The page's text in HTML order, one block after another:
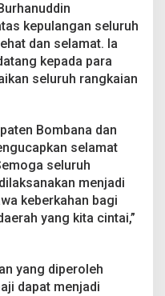
kepulangan seluruh
dan selamat. Ia
kepada para
seluruh rangkaian
Bombana dan
selamat
seluruh
menjadi
keberkahan bagi
yang kita cintai,”
yang diperoleh
dapat menjadi